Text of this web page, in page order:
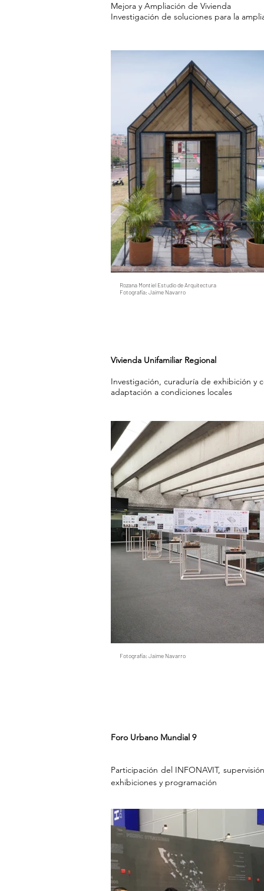
Mejora y Ampliación de Vivienda
Investigación de soluciones para la
Rozana Montiel Estudio de Arquitectura
Fotografía: Jaime Navarro
Vivienda Unifamiliar Regional
Investigación, curaduría de exhibición y
adaptación a condiciones locales
Fotografía: Jaime Navarro
Foro Urbano Mundial 9
Participación del INFONAVIT,
exhibiciones y programación